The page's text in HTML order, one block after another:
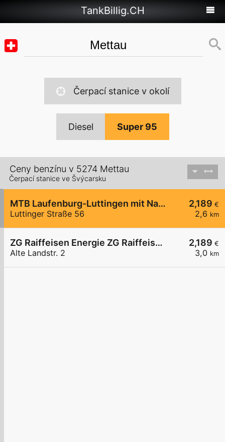
TankBillig.CH
Čerpací stanice v okolí
Diesel Super 95
Ceny benzínu v 5274 Mettau
Čerpací stanice ve Švýcarsku
2,189 €
2,6 km
MTB Laufenburg-Luttingen mit Nachttankautomat
Luttinger Straße 56
2,189 €
3,0 km
ZG Raiffeisen Energie ZG Raiffeisen Tankstelle Albbruck
Alte Landstr. 2